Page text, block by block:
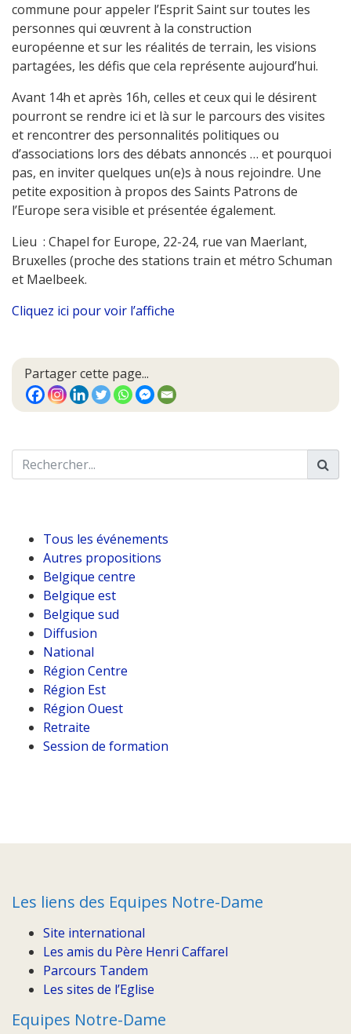
commune pour appeler l’Esprit Saint sur toutes les
personnes qui œuvrent à la construction
européenne et sur les réalités de terrain, les visions
partagées, les défis que cela représente aujourd’hui.
Avant 14h et après 16h, celles et ceux qui le désirent
pourront se rendre ici et là sur le parcours des visites
et rencontrer des personnalités politiques ou
d’associations lors des débats annoncés … et pourquoi
pas, en inviter quelques un(e)s à nous rejoindre. Une
petite exposition à propos des Saints Patrons de
l’Europe sera visible et présentée également.
Lieu : Chapel for Europe, 22-24, rue van Maerlant,
Bruxelles (proche des stations train et métro Schuman
et Maelbeek.
Cliquez ici pour voir l’affiche
Partager cette page...
Tous les événements
Autres propositions
Belgique centre
Belgique est
Belgique sud
Diffusion
National
Région Centre
Région Est
Région Ouest
Retraite
Session de formation
Les liens des Equipes Notre-Dame
Site international
Les amis du Père Henri Caffarel
Parcours Tandem
Les sites de l’Eglise
Equipes Notre-Dame